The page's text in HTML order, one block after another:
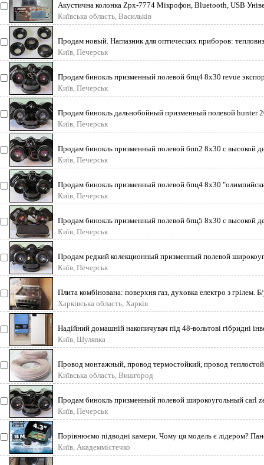
Акустична колонка Zpx-7774 Мікрофон, Bluetooth, USB
Київська область, Васильків
Продам новый. Наглазник для оптических приборов:
Київ, Печерськ
Продам бинокль призменный полевой бпц4 8х30 revue
Київ, Печерськ
Продам бинокль дальнобойный призменный полевой hunter
Київ, Печерськ
Продам бинокль призменный полевой бпп2 8х30 с высокой
Київ, Печерськ
Продам бинокль призменный полевой бпц4 8х30
Київ, Печерськ
Продам бинокль призменный полевой бпц5 8х30 с высокой
Київ, Печерськ
Продам редкий колекционный призменный полевой
Київ, Печерськ
Плита комбінована: поверхня газ, духовка електро з грілем.
Харківська область, Харків
Надійний домашній накопичувач під 48-вольтові гібридні
Київ, Шулявка
Провод монтажный, провод термостойкий, провод
Київська область, Вишгород
Продам бинокль призменный полевой широкоугольный carl
Київ, Печерськ
Порівнюємо підводні камери. Чому ця модель є лідером?
Київ, Академмістечко